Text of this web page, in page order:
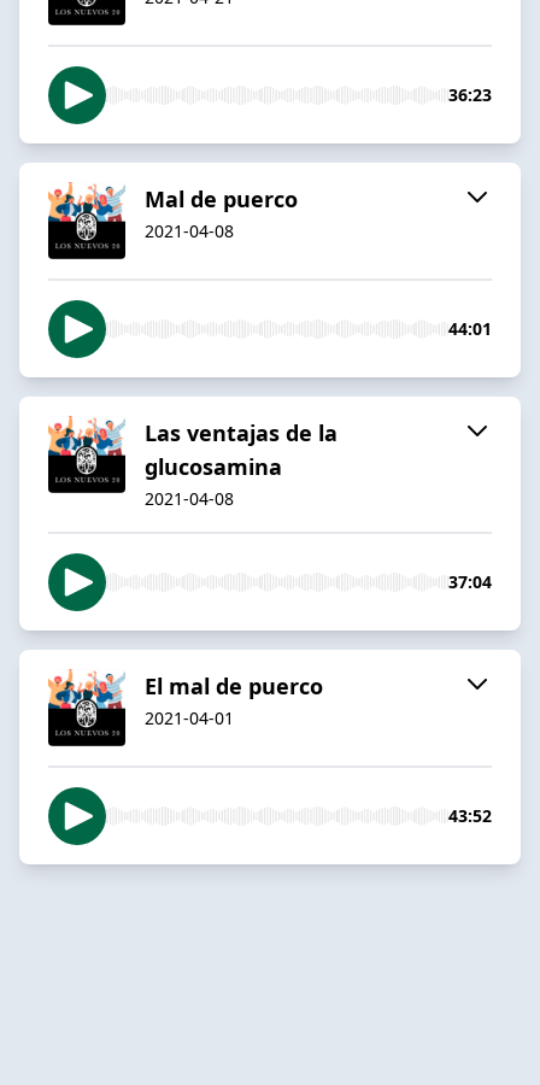
36:23
Mal de puerco
2021-04-08
44:01
Las ventajas de la
glucosamina
2021-04-08
37:04
El mal de puerco
2021-04-01
43:52